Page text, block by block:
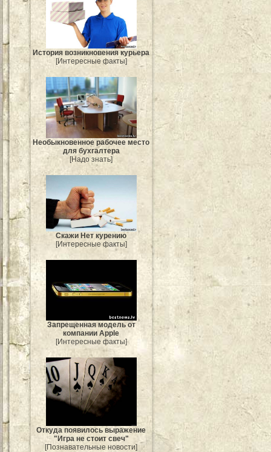
История возникновения курьера
[Интересные факты]
Необыкновенное рабочее место
для бухгалтера
[Надо знать]
Скажи Нет курению
[Интересные факты]
Запрещенная модель от
компании Apple
[Интересные факты]
Откуда появилось выражение
"Игра не стоит свеч"
[Познавательные новости]